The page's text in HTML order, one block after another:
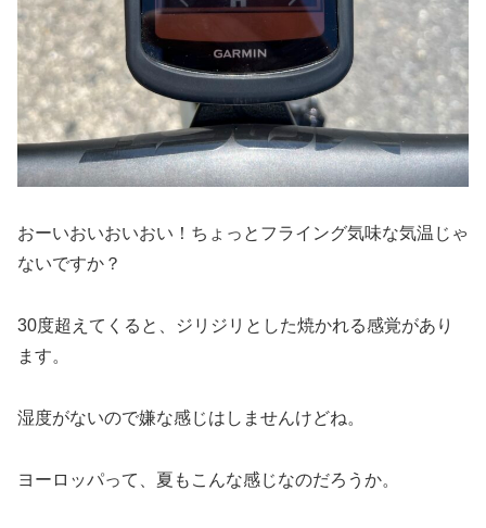
おーいおいおいおい！ちょっとフライング気味な気温じゃ
ないですか？
30度超えてくると、ジリジリとした焼かれる感覚があり
ます。
湿度がないので嫌な感じはしませんけどね。
ヨーロッパって、夏もこんな感じなのだろうか。